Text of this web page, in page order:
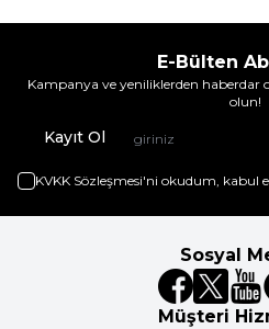
E-Bülten
Kampanya ve yeniliklerden
olun!
Kayıt Ol
KVKK Sözleşmesi'ni okudum, kabul
Sosyal
Müşteri